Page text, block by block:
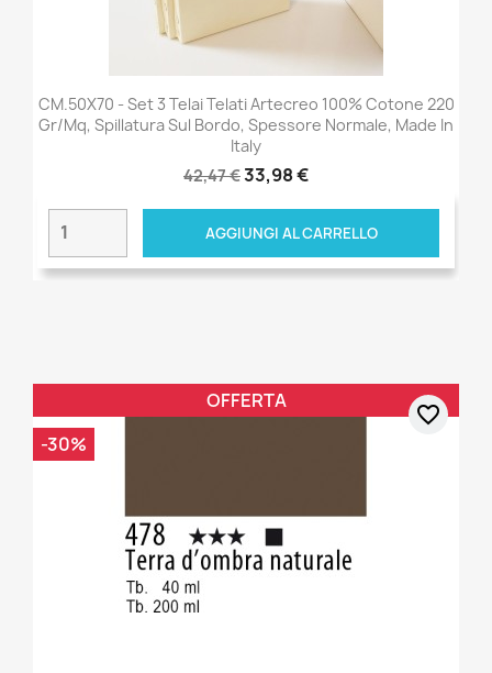
CM.50X70 - Set 3 Telai Telati Artecreo 100% Cotone 220
Gr/mq, Spillatura Sul Bordo, Spessore Normale, Made In
Italy
42,47 €33,98 €
AGGIUNGI AL CARRELLO
OFFERTA
-30%
favorite_border